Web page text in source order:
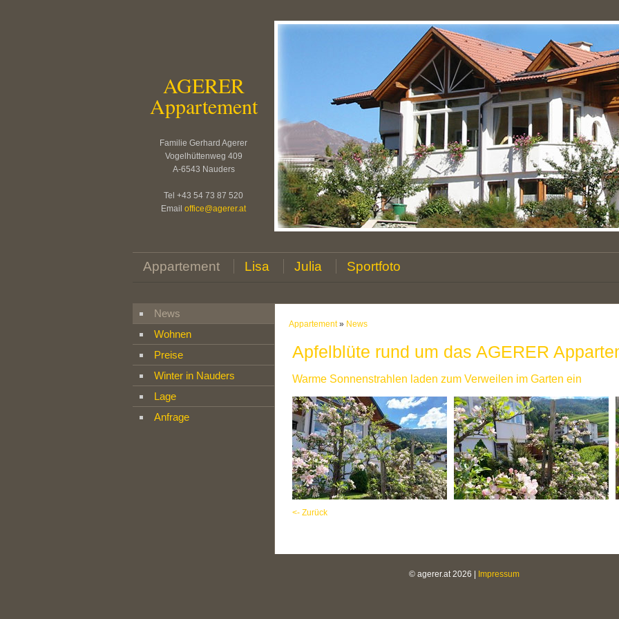
AGERER
Appartement
Familie Gerhard Agerer
Vogelhüttenweg 409
A-6543 Nauders
Tel +43 54 73 87 520
Email office@agerer.at
Appartement Lisa Julia Sportfoto
News
Wohnen
Preise
Winter in Nauders
Lage
Anfrage
Appartement» News
Apfelblüte rund um das AGERER
Warme Sonnenstrahlen laden zum Verweilen im Garten ein
<- Zurück
© agerer.at 2026 Impressum